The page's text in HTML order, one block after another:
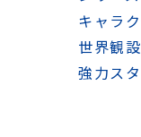
キャラ
世界観
強力ス